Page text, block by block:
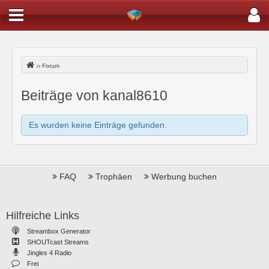
Forum
Beiträge von kanal8610
Es wurden keine Einträge gefunden.
FAQ Trophäen Werbung buchen
Hilfreiche Links
Streambox Generator
SHOUTcast Streams
Jingles 4 Radio
Frei